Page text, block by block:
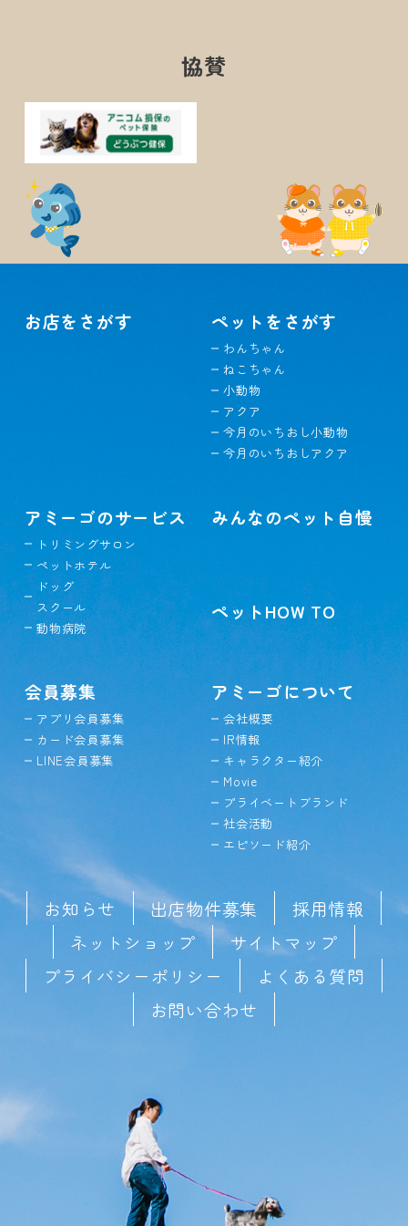
協賛
お店をさがす ペットをさがす
わんちゃん
ねこちゃん
小動物
アクア
今月のいちおし小動物
今月のいちおしアクア
アミーゴのサービス
トリミングサロン
ペットホテル
ドッグ
スクール
動物病院
みんなのペット自慢
ペットHOW TO
会員募集
アプリ会員募集
カード会員募集
LINE会員募集
アミーゴについて
会社概要
IR情報
キャラクター紹介
Movie
プライベートブランド
社会活動
エピソード紹介
お知らせ 出店物件募集
採用情報
ネットショップ
サイトマップ
プライバシーポリシー
よくある質問
お問い合わせ